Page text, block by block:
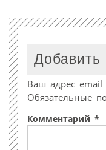
Добавить
Ваш адрес email
Обязательные
Комментарий *